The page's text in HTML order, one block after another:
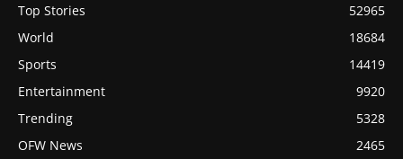
Top Stories
52965
World
18684
Sports
14419
Entertainment
9920
Trending
5328
OFW News
2465